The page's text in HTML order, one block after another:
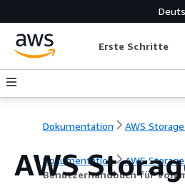
Erste Schritte
Dokumentation AWS
Dokumentation
AWS
Benutzerhandbuch für
AWS